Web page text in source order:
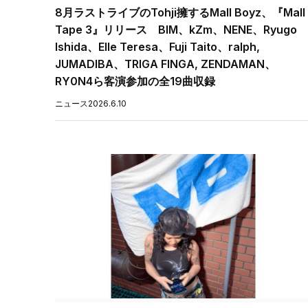
8月ラストライブのTohji擁するMall Boyz、『Mall
Tape 3』リリース BIM、kZm、NENE、Ryugo
Ishida、Elle Teresa、Fuji Taito、ralph,
JUMADIBA、TRIGA FINGA, ZENDAMAN、
RY0N4ら客演参加の全19曲収録
ニュース 2026.6.10